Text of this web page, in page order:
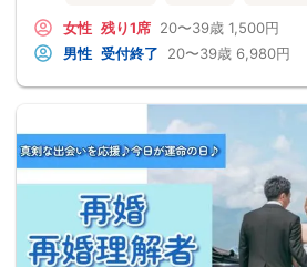
女性 残り1席 20〜39歳 1,500円
男性 受付終了 20〜39歳 6,980円